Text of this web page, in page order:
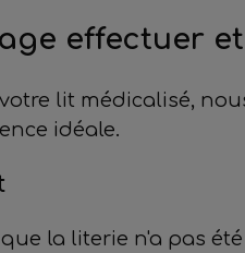
effectuer
lit médicalisé,
idéale.
la literie n'a pas